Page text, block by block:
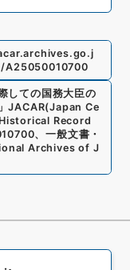
しての国務大臣の
」JACAR(Japan Ce
Record
、一般文書・
Archives of J